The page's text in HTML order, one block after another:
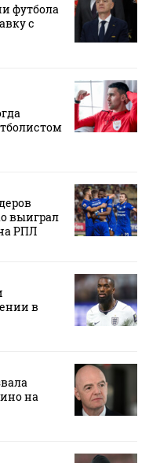
футбола
с
выиграл
РПЛ
в
на